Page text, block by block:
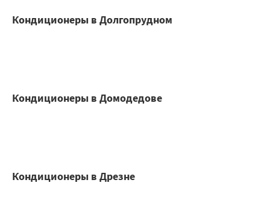
Кондиционеры в Долгопрудном
Кондиционеры в Домодедове
Кондиционеры в Дрезне